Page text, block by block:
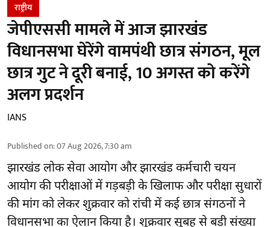
राष्ट्रीय
जेपीएससी मामले में आज झारखंड
विधानसभा घेरेंगे वामपंथी छात्र संगठन, मूल
छात्र गुट ने दूरी बनाई, 10 अगस्त को करेंगे
अलग प्रदर्शन
IANS
Published on:07 Aug 2026, 7:30 am
झारखंडलोक सेवा आयोग और झारखंड कर्मचारी चयन
आयोग की परीक्षाओं में गड़बड़ी के खिलाफ और परीक्षा सुधारों
की मांग को लेकर शुक्रवार को रांची में कई छात्र संगठनों ने
विधानसभा का ऐलान किया है। शुक्रवार सुबह से बड़ी संख्या